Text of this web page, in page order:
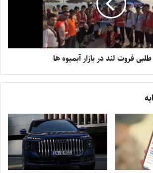
فروت لند در بازار آبمیوه ها